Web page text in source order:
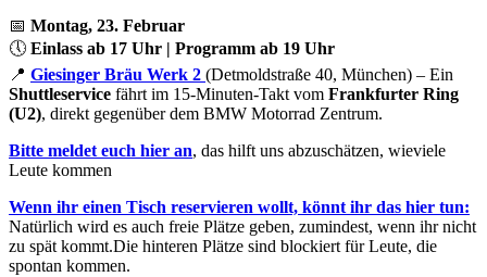
📅 Montag, 23. Februar
🕔 Einlass ab 17 Uhr | Programm ab 19 Uhr
📍 Giesinger Bräu Werk 2 (Detmoldstraße 40, München) – Ein
Shuttleservice fährt im 15-Minuten-Takt vom Frankfurter Ring
(U2), direkt gegenüber dem BMW Motorrad Zentrum.
Bitte meldet euch hier an, das hilft uns abzuschätzen, wieviele
Leute kommen
Wenn ihr einen Tisch reservieren wollt, könnt ihr das hier tun:
Natürlich wird es auch freie Plätze geben, zumindest, wenn ihr nicht
zu spät kommt.Die hinteren Plätze sind blockiert für Leute, die
spontan kommen.